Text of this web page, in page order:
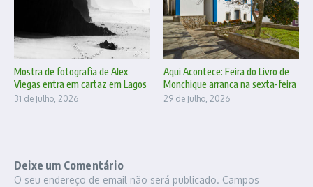
Mostra de fotografia de Alex
Viegas entra em cartaz em Lagos
31 de Julho, 2026
Aqui Acontece: Feira do Livro de
Monchique arranca na sexta-feira
29 de Julho, 2026
Deixe um Comentário
O seu endereço de email não será publicado. Campos